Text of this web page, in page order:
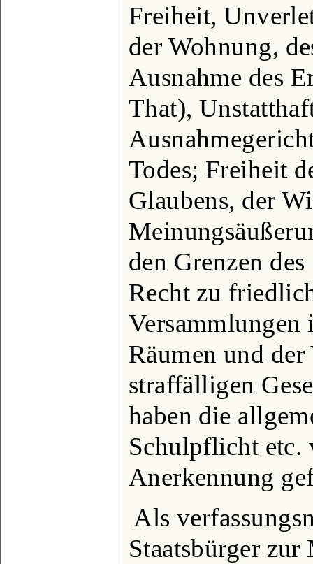
Freiheit,
der Wohnung,
Ausnahme des
That),
Todes; Freiheit
Glaubens, der
den Grenzen
Recht zu
Versammlungen
Räumen und
straffälligen
haben die
Schulpflicht etc.
Anerkennung
Als
Staatsbürger